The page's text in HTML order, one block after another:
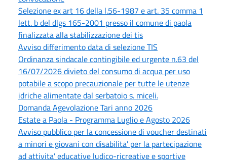
Selezione ex art 16 della l.56-1987 e art. 35 comma 1
lett. b del dlgs 165-2001 presso il comune di paola
finalizzata alla stabilizzazione dei tis
Avviso differimento data di selezione TIS
Ordinanza sindacale contingibile ed urgente n.63 del
16/07/2026 divieto del consumo di acqua per uso
potabile a scopo precauzionale per tutte le utenze
idriche alimentate dal serbatoio s. miceli.
Domanda Agevolazione Tari anno 2026
Estate a Paola - Programma Luglio e Agosto 2026
Avviso pubblico per la concessione di voucher destinati
a minori e giovani con disabilita' per la partecipazione
ad attivita' educative ludico-ricreative e sportive